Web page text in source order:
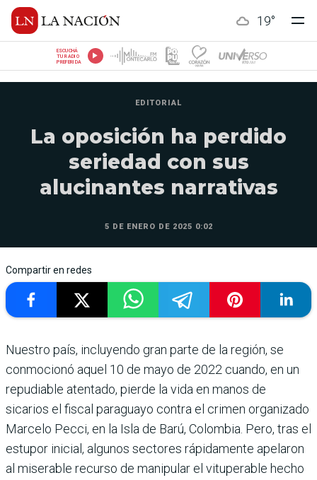
19°
ESCUCHÁ
TU RADIO
PREFERIDA
EDITORIAL
La oposición ha perdido
seriedad con sus
alucinantes narrativas
5 DE ENERO DE 2025 0:02
Compartir en redes
Nuestro país, incluyendo gran parte de la región, se
conmocionó aquel 10 de mayo de 2022 cuando, en un
repudiable atentado, pierde la vida en manos de
sicarios el fiscal paraguayo contra el crimen organizado
Marcelo Pecci, en la Isla de Barú, Colombia. Pero, tras el
estupor inicial, algunos sectores rápidamente apelaron
al miserable recurso de manipular el vituperable hecho